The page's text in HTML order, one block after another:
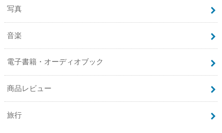
写真
音楽
電子書籍・オーディオブック
商品レビュー
旅行